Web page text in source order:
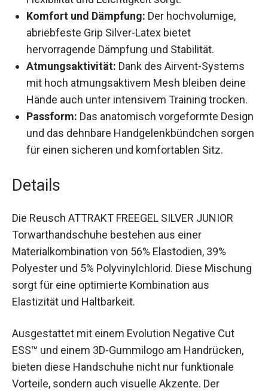
Komfort und Dämpfung:Der hochvolumige,
abriebfeste Grip Silver-Latex bietet
hervorragende Dämpfung und Stabilität.
Atmungsaktivität:Dank des Airvent-Systems
mit hoch atmungsaktivem Mesh bleiben deine
Hände auch unter intensivem Training
trocken.
Passform: Das anatomisch vorgeformte
Design und das dehnbare
Handgelenkbündchen sorgen für einen
Details
Die Reusch ATTRAKT FREEGEL SILVER JUNIOR
Torwarthandschuhe bestehen aus einer
Materialkombination von 56% Elastodien, 39%
Polyester und 5% Polyvinylchlorid. Diese
Mischung sorgt für eine optimierte Kombination
aus Elastizität und Haltbarkeit.
Ausgestattet mit einem Evolution Negative Cut
ESS™ und einem 3D-Gummilogo am Handrücken,